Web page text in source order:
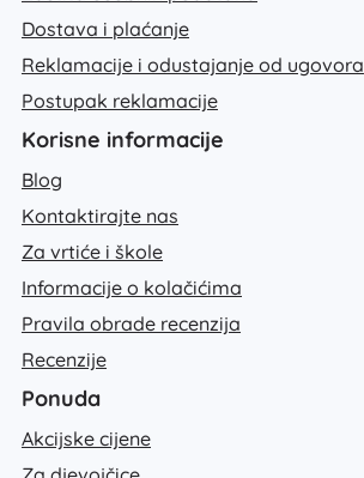
Dostava i plaćanje
Reklamacije i odustajanje od ugovora
Postupak reklamacije
Korisne informacije
Blog
Kontaktirajte nas
Za vrtiće i škole
Informacije o kolačićima
Pravila obrade recenzija
Recenzije
Ponuda
Akcijske cijene